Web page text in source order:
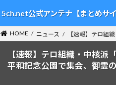
ン
テ
ン
ツ
ビ
ゲ
ー
シ
5ch.net公式アンテナ【まとめサ
HOME ニュース 【速報】テロ組
【速報】テロ組織・中核派
平和記念公園で集会、御霊